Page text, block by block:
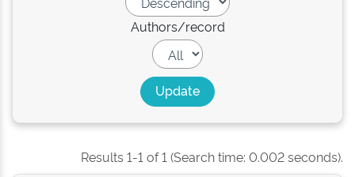
Authors/record
Results 1-1 of 1 (Search time: 0.002 seconds).